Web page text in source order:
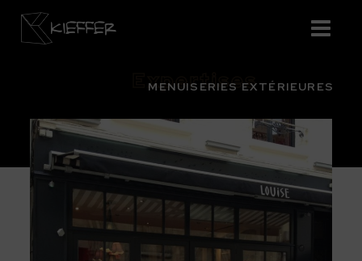
Expertises
MENUISERIES EXTÉRIEURES